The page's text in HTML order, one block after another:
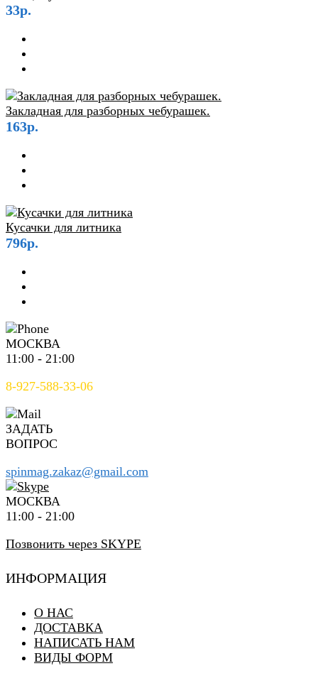
33р.
Закладная для разборных чебурашек.
163р.
Кусачки для литника
796р.
МОСКВА
11:00 - 21:00
8-927-588-33-06
ЗАДАТЬ
ВОПРОС
spinmag.zakaz@gmail.com
МОСКВА
11:00 - 21:00
Позвонить через SKYPE
ИНФОРМАЦИЯ
О НАС
ДОСТАВКА
НАПИСАТЬ НАМ
ВИДЫ ФОРМ